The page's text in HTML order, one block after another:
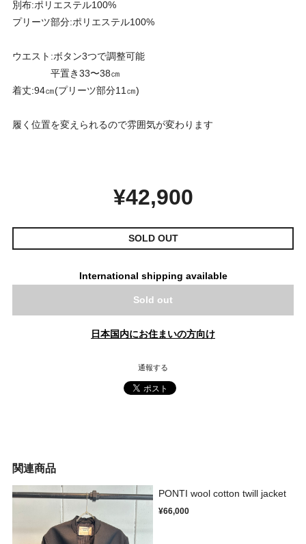
別布:ポリエステル100%
プリーツ部分:ポリエステル100%
ウエスト:ボタン3つで調整可能
平置き33〜38㎝
着丈:94㎝(プリーツ部分11㎝)
履く位置を変えられるので雰囲気が変わります
¥42,900
SOLD OUT
International shipping available
Sold out
日本国内にお住まいの方向け
通報する
関連商品
PONTI wool cotton twill jacket
¥66,000